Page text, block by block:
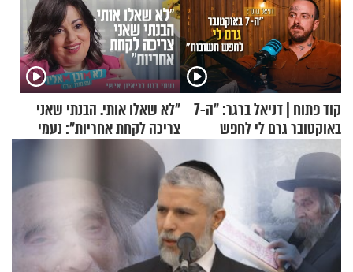
קוד פתוח | דניאל ברגר: "ה-7
באוקטובר גרם לי לחפש
תשובות"
"לא שאלו אותי. הבנתי שאני
צריכה לקחת אחריות": נעמי
בנט בריאיון אישי